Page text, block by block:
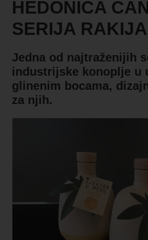
HEDONICA
SERIJA RAKIJA
Jedna od najtraženijih
industrijske konoplje u
glinenim bocama,
za njih.